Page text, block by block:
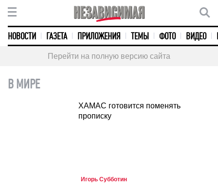
НОВОСТИ ГАЗЕТА ПРИЛОЖЕНИЯ ТЕМЫ ФОТО ВИДЕО
Перейти на полную версию сайта
В МИРЕ
ХАМАС готовится поменять
прописку
Игорь Субботин